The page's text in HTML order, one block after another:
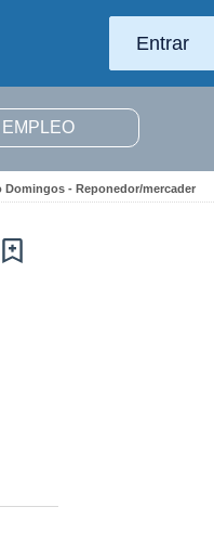
Entrar
Domingos - Reponedor/mercader